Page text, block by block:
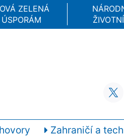
ZELENÁ
ÚSPORÁM
Zahraničí a